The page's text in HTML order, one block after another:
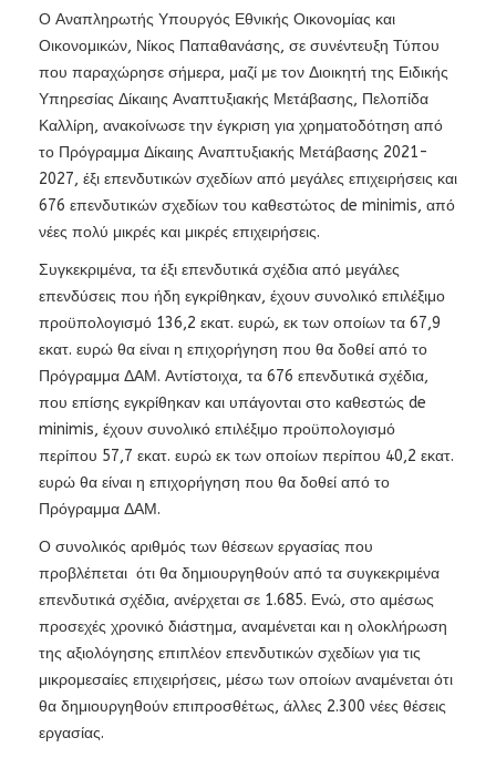
Ο Αναπληρωτής Υπουργός Εθνικής Οικονομίας και
Οικονομικών, Νίκος Παπαθανάσης, σε συνέντευξη Τύπου
που παραχώρησε σήμερα, μαζί με τον Διοικητή της Ειδικής
Υπηρεσίας Δίκαιης Αναπτυξιακής Μετάβασης, Πελοπίδα
Καλλίρη, ανακοίνωσε την έγκριση για χρηματοδότηση από
το Πρόγραμμα Δίκαιης Αναπτυξιακής Μετάβασης 2021-
2027, έξι επενδυτικών σχεδίων από μεγάλες επιχειρήσεις και
676 επενδυτικών σχεδίων του καθεστώτος de minimis, από
νέες πολύ μικρές και μικρές επιχειρήσεις.
Συγκεκριμένα, τα έξι επενδυτικά σχέδια από μεγάλες
επενδύσεις που ήδη εγκρίθηκαν, έχουν συνολικό επιλέξιμο
προϋπολογισμό 136,2 εκατ. ευρώ, εκ των οποίων τα 67,9
εκατ. ευρώ θα είναι η επιχορήγηση που θα δοθεί από το
Πρόγραμμα ΔΑΜ. Αντίστοιχα, τα 676 επενδυτικά σχέδια,
που επίσης εγκρίθηκαν και υπάγονται στο καθεστώς de
minimis, έχουν συνολικό επιλέξιμο προϋπολογισμό
περίπου 57,7 εκατ. ευρώ εκ των οποίων περίπου 40,2 εκατ.
ευρώ θα είναι η επιχορήγηση που θα δοθεί από το
Πρόγραμμα ΔΑΜ.
Ο συνολικός αριθμός των θέσεων εργασίας που
προβλέπεται ότι θα δημιουργηθούν από τα συγκεκριμένα
επενδυτικά σχέδια, ανέρχεται σε 1.685. Ενώ, στο αμέσως
προσεχές χρονικό διάστημα, αναμένεται και η ολοκλήρωση
της αξιολόγησης επιπλέον επενδυτικών σχεδίων για τις
μικρομεσαίες επιχειρήσεις, μέσω των οποίων αναμένεται ότι
θα δημιουργηθούν επιπροσθέτως, άλλες 2.300 νέες θέσεις
εργασίας.